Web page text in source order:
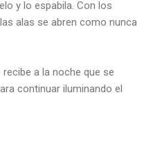
y lo espabila. Con los
alas se abren como nunca
a la noche que se
continuar iluminando el